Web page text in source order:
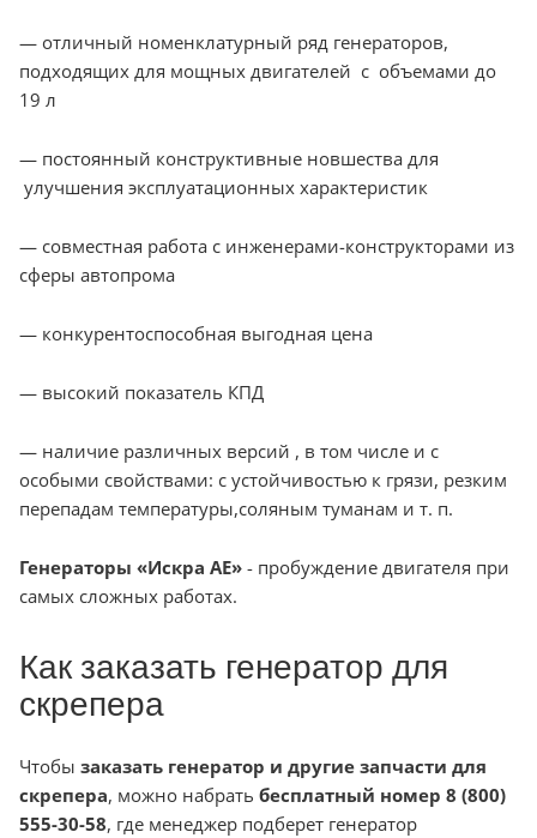
— отличный номенклатурный ряд генераторов,
подходящих для мощных двигателей с объемами до
19 л
— постоянный конструктивные новшества для
улучшения эксплуатационных характеристик
— совместная работа с инженерами-конструкторами из
сферы автопрома
— конкурентоспособная выгодная цена
— высокий показатель КПД
— наличие различных версий , в том числе и с
особыми свойствами: с устойчивостью к грязи, резким
перепадам температуры,соляным туманам и т. п.
Генераторы «Искра АЕ» - пробуждение двигателя при
самых сложных работах.
Как заказать генератор для
скрепера
Чтобы заказать генератор и другие запчасти для
скрепера, можно набрать бесплатный номер 8 (800)
555-30-58, где менеджер подберет генератор